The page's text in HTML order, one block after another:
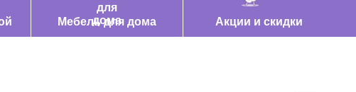
Мебель для дома Акции и скидки